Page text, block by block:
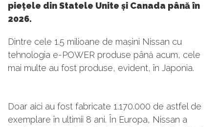
piețele din Statele Unite și Canada până în
2026.
Dintre cele 1.5 milioane de mașini Nissan cu
tehnologia e-POWER produse până acum, cele
mai multe au fost produse, evident, în Japonia.
Doar aici au fost fabricate 1.170.000 de astfel de
exemplare în ultimii 8 ani. În Europa, Nissan a